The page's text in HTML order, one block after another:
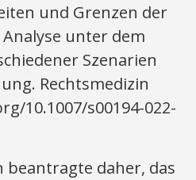
und Grenzen der
unter dem
Szenarien
Rechtsmedizin
10.1007/s00194-022-
beantragte daher, das